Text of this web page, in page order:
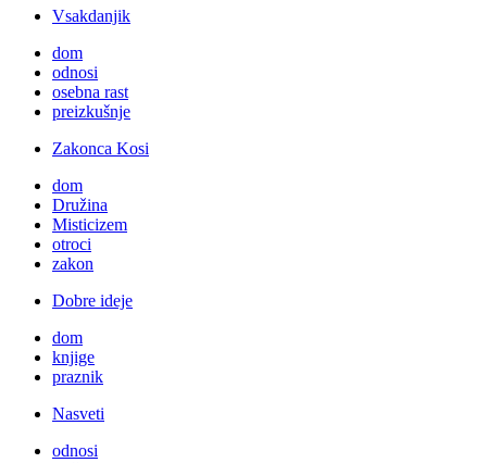
Vsakdanjik
dom
odnosi
osebna rast
preizkušnje
Zakonca Kosi
dom
Družina
Misticizem
otroci
zakon
Dobre ideje
dom
knjige
praznik
Nasveti
odnosi